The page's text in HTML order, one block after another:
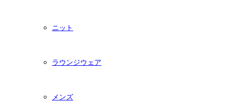
ニット
ラウンジウェア
メンズ